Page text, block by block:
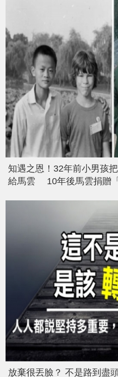
知遇之恩！32年前小男孩
給馬雲 10年後馬雲捐贈
放棄很丟臉？ 不是路到盡